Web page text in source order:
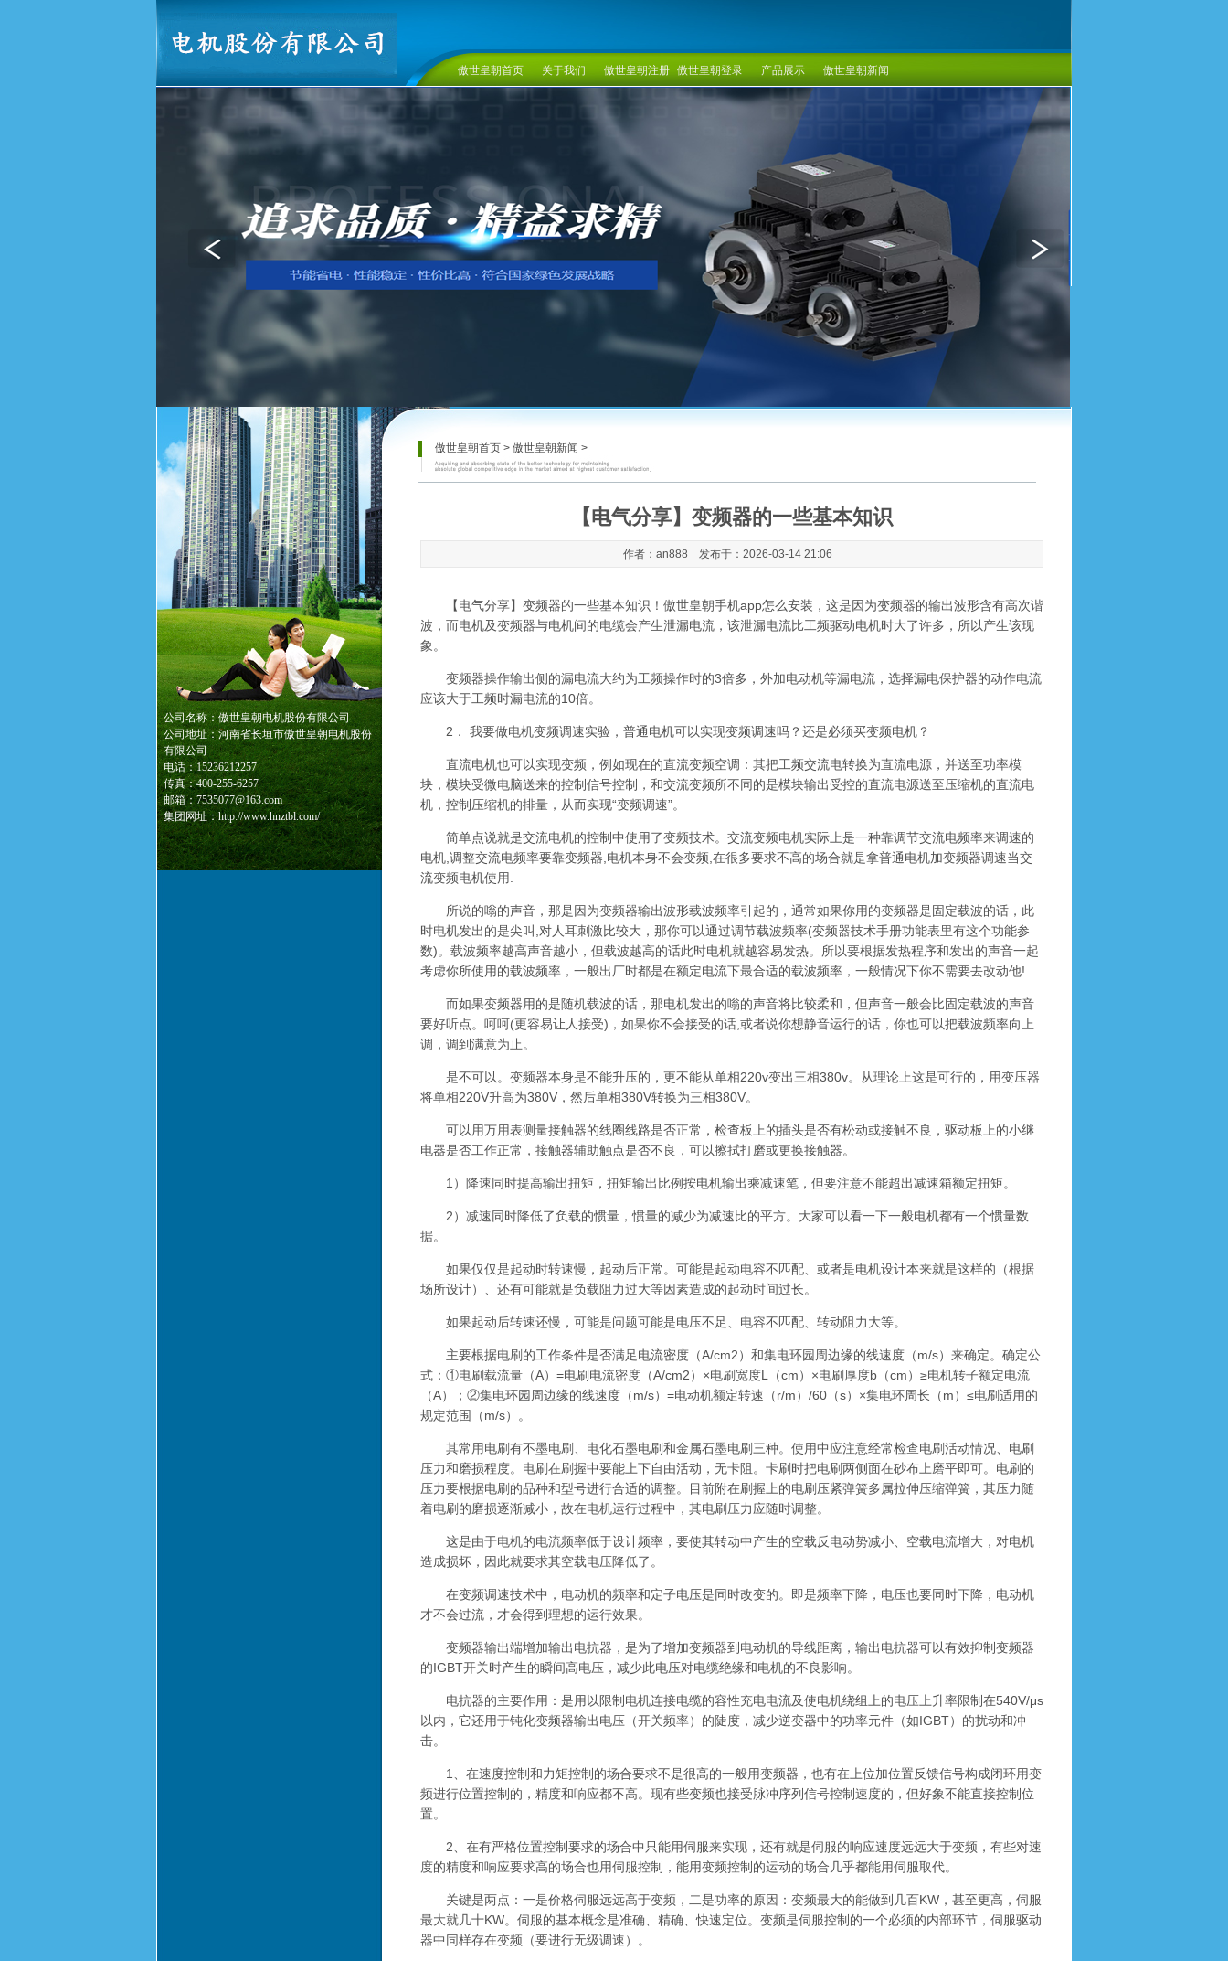
傲世皇朝首页 关于我们 傲世皇朝注册 傲世皇朝登录 产品展示 傲世皇朝新闻
公司名称：傲世皇朝电机股份有限公司
公司地址：河南省长垣市傲世皇朝电机股份
有限公司
电话：15236212257
传真：400-255-6257
邮箱：7535077@163.com
集团网址：http://www.hnztbl.com/
傲世皇朝首页 > 傲世皇朝新闻 >
【电气分享】变频器的一些基本知识
作者：an888 发布于：2026-03-14 21:06
【电气分享】变频器的一些基本知识 ！ 傲世皇朝手机app怎么安装 ，这是因为变频器的输出波形含有高次谐
波，而电机及变频器与电机间的电缆会产生泄漏电流，该泄漏电流比工频驱动电机时大了许多，所以产生该现
象。
变频器操作输出侧的漏电流大约为工频操作时的3倍多，外加电动机等漏电流，选择漏电保护器的动作电流
应该大于工频时漏电流的10倍。
2． 我要做电机变频调速实验，普通电机可以实现变频调速吗？还是必须买变频电机？
直流电机也可以实现变频，例如现在的直流变频空调：其把工频交流电转换为直流电源，并送至功率模
块，模块受微电脑送来的控制信号控制，和交流变频所不同的是模块输出受控的直流电源送至压缩机的直流电
机，控制压缩机的排量，从而实现“变频调速”。
简单点说就是交流电机的控制中使用了变频技术。交流变频电机实际上是一种靠调节交流电频率来调速的
电机,调整交流电频率要靠变频器,电机本身不会变频,在很多要求不高的场合就是拿普通电机加变频器调速当交
流变频电机使用.
所说的嗡的声音，那是因为变频器输出波形载波频率引起的，通常如果你用的变频器是固定载波的话，此
时电机发出的是尖叫,对人耳刺激比较大，那你可以通过调节载波频率(变频器技术手册功能表里有这个功能参
数)。载波频率越高声音越小，但载波越高的话此时电机就越容易发热。所以要根据发热程序和发出的声音一起
考虑你所使用的载波频率，一般出厂时都是在额定电流下最合适的载波频率，一般情况下你不需要去改动他!
而如果变频器用的是随机载波的话，那电机发出的嗡的声音将比较柔和，但声音一般会比固定载波的声音
要好听点。呵呵(更容易让人接受)，如果你不会接受的话,或者说你想静音运行的话，你也可以把载波频率向上
调，调到满意为止。
是不可以。变频器本身是不能升压的，更不能从单相220v变出三相380v。从理论上这是可行的，用变压器
将单相220V升高为380V，然后单相380V转换为三相380V。
可以用万用表测量接触器的线圈线路是否正常，检查板上的插头是否有松动或接触不良，驱动板上的小继
电器是否工作正常，接触器辅助触点是否不良，可以擦拭打磨或更换接触器。
1）降速同时提高输出扭矩，扭矩输出比例按电机输出乘减速笔，但要注意不能超出减速箱额定扭矩。
2）减速同时降低了负载的惯量，惯量的减少为减速比的平方。大家可以看一下一般电机都有一个惯量数
据。
如果仅仅是起动时转速慢，起动后正常。可能是起动电容不匹配、或者是电机设计本来就是这样的（根据
场所设计）、还有可能就是负载阻力过大等因素造成的起动时间过长。
如果起动后转速还慢，可能是问题可能是电压不足、电容不匹配、转动阻力大等。
主要根据电刷的工作条件是否满足电流密度（A/cm2）和集电环园周边缘的线速度（m/s）来确定。确定公
式：①电刷载流量（A）=电刷电流密度（A/cm2）×电刷宽度L（cm）×电刷厚度b（cm）≥电机转子额定电流
（A）；②集电环园周边缘的线速度（m/s）=电动机额定转速（r/m）/60（s）×集电环周长（m）≤电刷适用的
规定范围（m/s）。
其常用电刷有不墨电刷、电化石墨电刷和金属石墨电刷三种。使用中应注意经常检查电刷活动情况、电刷
压力和磨损程度。电刷在刷握中要能上下自由活动，无卡阻。卡刷时把电刷两侧面在砂布上磨平即可。电刷的
压力要根据电刷的品种和型号进行合适的调整。目前附在刷握上的电刷压紧弹簧多属拉伸压缩弹簧，其压力随
着电刷的磨损逐渐减小，故在电机运行过程中，其电刷压力应随时调整。
这是由于电机的电流频率低于设计频率，要使其转动中产生的空载反电动势减小、空载电流增大，对电机
造成损坏，因此就要求其空载电压降低了。
在变频调速技术中，电动机的频率和定子电压是同时改变的。即是频率下降，电压也要同时下降，电动机
才不会过流，才会得到理想的运行效果。
变频器输出端增加输出电抗器，是为了增加变频器到电动机的导线距离，输出电抗器可以有效抑制变频器
的IGBT开关时产生的瞬间高电压，减少此电压对电缆绝缘和电机的不良影响。
电抗器的主要作用：是用以限制电机连接电缆的容性充电电流及使电机绕组上的电压上升率限制在540V/μs
以内，它还用于钝化变频器输出电压（开关频率）的陡度，减少逆变器中的功率元件（如IGBT）的扰动和冲
击。
1、在速度控制和力矩控制的场合要求不是很高的一般用变频器，也有在上位加位置反馈信号构成闭环用变
频进行位置控制的，精度和响应都不高。现有些变频也接受脉冲序列信号控制速度的，但好象不能直接控制位
置。
2、在有严格位置控制要求的场合中只能用伺服来实现，还有就是伺服的响应速度远远大于变频，有些对速
度的精度和响应要求高的场合也用伺服控制，能用变频控制的运动的场合几乎都能用伺服取代。
关键是两点：一是价格伺服远远高于变频，二是功率的原因：变频最大的能做到几百KW，甚至更高，伺服
最大就几十KW。伺服的基本概念是准确、精确、快速定位。变频是伺服控制的一个必须的内部环节，伺服驱动
器中同样存在变频（要进行无级调速）。